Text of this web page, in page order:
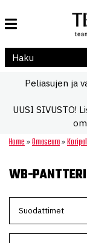
Peliasujen ja
UUSI SIVUSTO!
Home » Omaseura »
WB-
Suodattimet